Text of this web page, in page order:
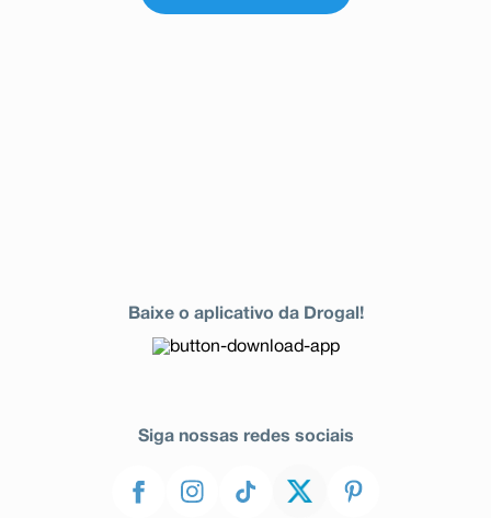
Baixe o aplicativo da Drogal!
Siga nossas redes sociais